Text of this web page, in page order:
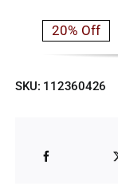
20% Off
SKU: 112360426